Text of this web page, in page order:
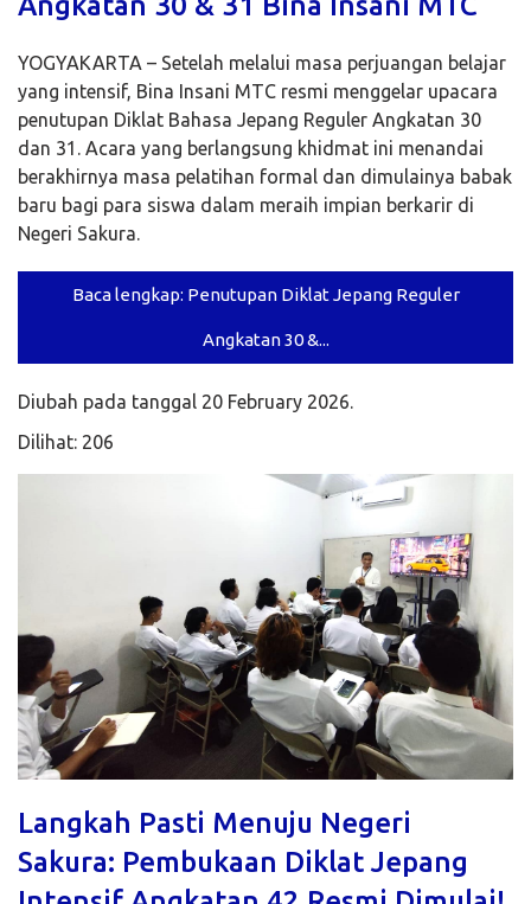
YOGYAKARTA – Setelah melalui masa perjuangan belajar
yang intensif, Bina Insani MTC resmi menggelar upacara
penutupan Diklat Bahasa Jepang Reguler Angkatan 30
dan 31. Acara yang berlangsung khidmat ini menandai
berakhirnya masa pelatihan formal dan dimulainya babak
baru bagi para siswa dalam meraih impian berkarir di
Negeri Sakura.
Baca lengkap: Penutupan Diklat Jepang Reguler
Angkatan 30 &...
Diubah pada tanggal 20 February 2026.
Dilihat: 206
Langkah Pasti Menuju Negeri
Sakura: Pembukaan Diklat Jepang